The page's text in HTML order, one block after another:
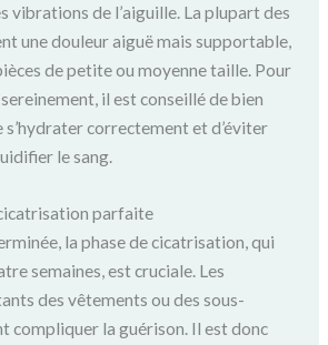
vibrations de l’aiguille. La plupart des
une douleur aiguë mais supportable,
de petite ou moyenne taille. Pour
il est conseillé de bien
correctement et d’éviter
le sang.
parfaite
la phase de cicatrisation, qui
semaines, est cruciale. Les
des vêtements ou des sous-
compliquer la guérison. Il est donc